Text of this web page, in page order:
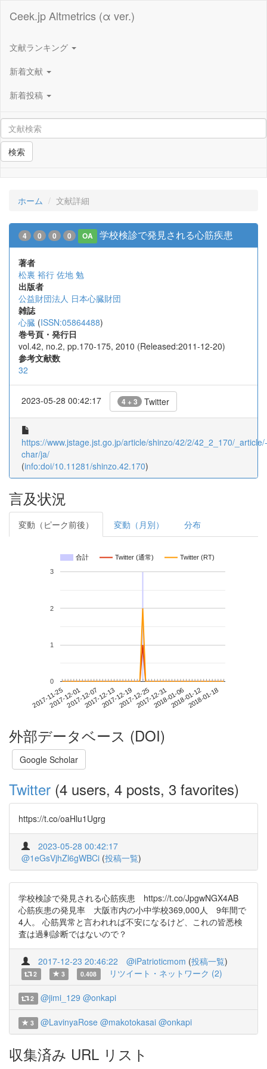
Ceek.jp Altmetrics (α ver.)
文献ランキング
新着文献
新着投稿
検索
ホーム 文献詳細
4 0 0 0 OA 学校検診で発見される心筋疾患
著者
松裏 裕行 佐地 勉
出版者
公益財団法人 日本心臓財団
雑誌
心臓 (ISSN:05864488)
巻号頁・発行日
vol.42, no.2, pp.170-175, 2010 (Released:2011-12-20)
参考文献数
32
2023-05-28 00:42:17 4 + 3 Twitter
https://www.jstage.jst.go.jp/article/shinzo/42/2/42_2_170/_article/-
char/ja/
(info:doi/10.11281/shinzo.42.170)
言及状況
変動（ピーク前後） 変動（月別） 分布
合計 Twitter (通常) Twitter (RT)
2017-11-252017-12-012017-12-072017-12-132017-12-192017-12-252017-12-312018-01-062018-01-122018-01-18
0
1
2
3
外部データベース (DOI)
Google Scholar
Twitter (4 users, 4 posts, 3 favorites)
https://t.co/oaHlu1Ugrg
2023-05-28 00:42:17
@1eGsVjhZl6gWBCi (投稿一覧)
学校検診で発見される心筋疾患 https://t.co/JpgwNGX4AB
心筋疾患の発見率 大阪市内の小中学校369,000人 9年間で
4人。 心筋異常と言われれば不安になるけど、これの皆悉検
査は過剰診断ではないので？
2017-12-23 20:46:22 @iPatrioticmom (投稿一覧)
2 3 0.408 リツイート・ネットワーク (2)
2 @jimi_129 @onkapi
3 @LavinyaRose @makotokasai @onkapi
収集済み URL リスト